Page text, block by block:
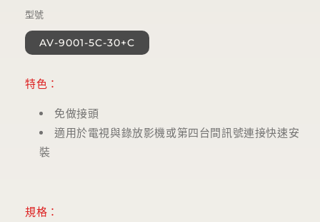
1型號
AV-9001-5C-30+C
特色：
免做接頭
適用於電視與錄放影機或第四台間訊號連接快速安
裝
規格：